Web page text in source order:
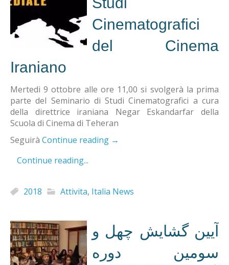
Cinematografici
del Cinema
Iraniano
Mertedi 9 ottobre alle ore 11,00 si svolgerà la prima
parte del Seminario di Studi Cinematografici a cura
della direttrice iraniana Negar Eskandarfar della
Scuola di Cinema di Teheran
Seguirà Continue reading →
Continue reading...
2018 Attivita, Italia News
آیین گشایش چهل و
سومین دوره